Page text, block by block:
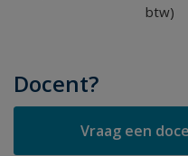
btw)
Docent?
Vraag een